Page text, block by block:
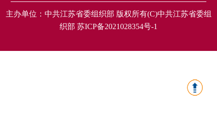
主办单位：中共江苏省委组织部 版权所有(C)中共江苏省委组
织部 苏ICP备2021028354号-1